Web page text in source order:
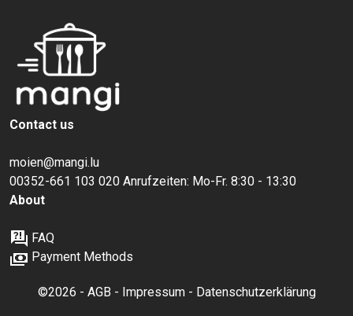
Contact us
moien@mangi.lu
00352-661 103 020 Anrufzeiten: Mo-Fr. 8:30 - 13:30
About
FAQ
Payment Methods
©2026 - AGB - Impressum- Datenschutzerklärung